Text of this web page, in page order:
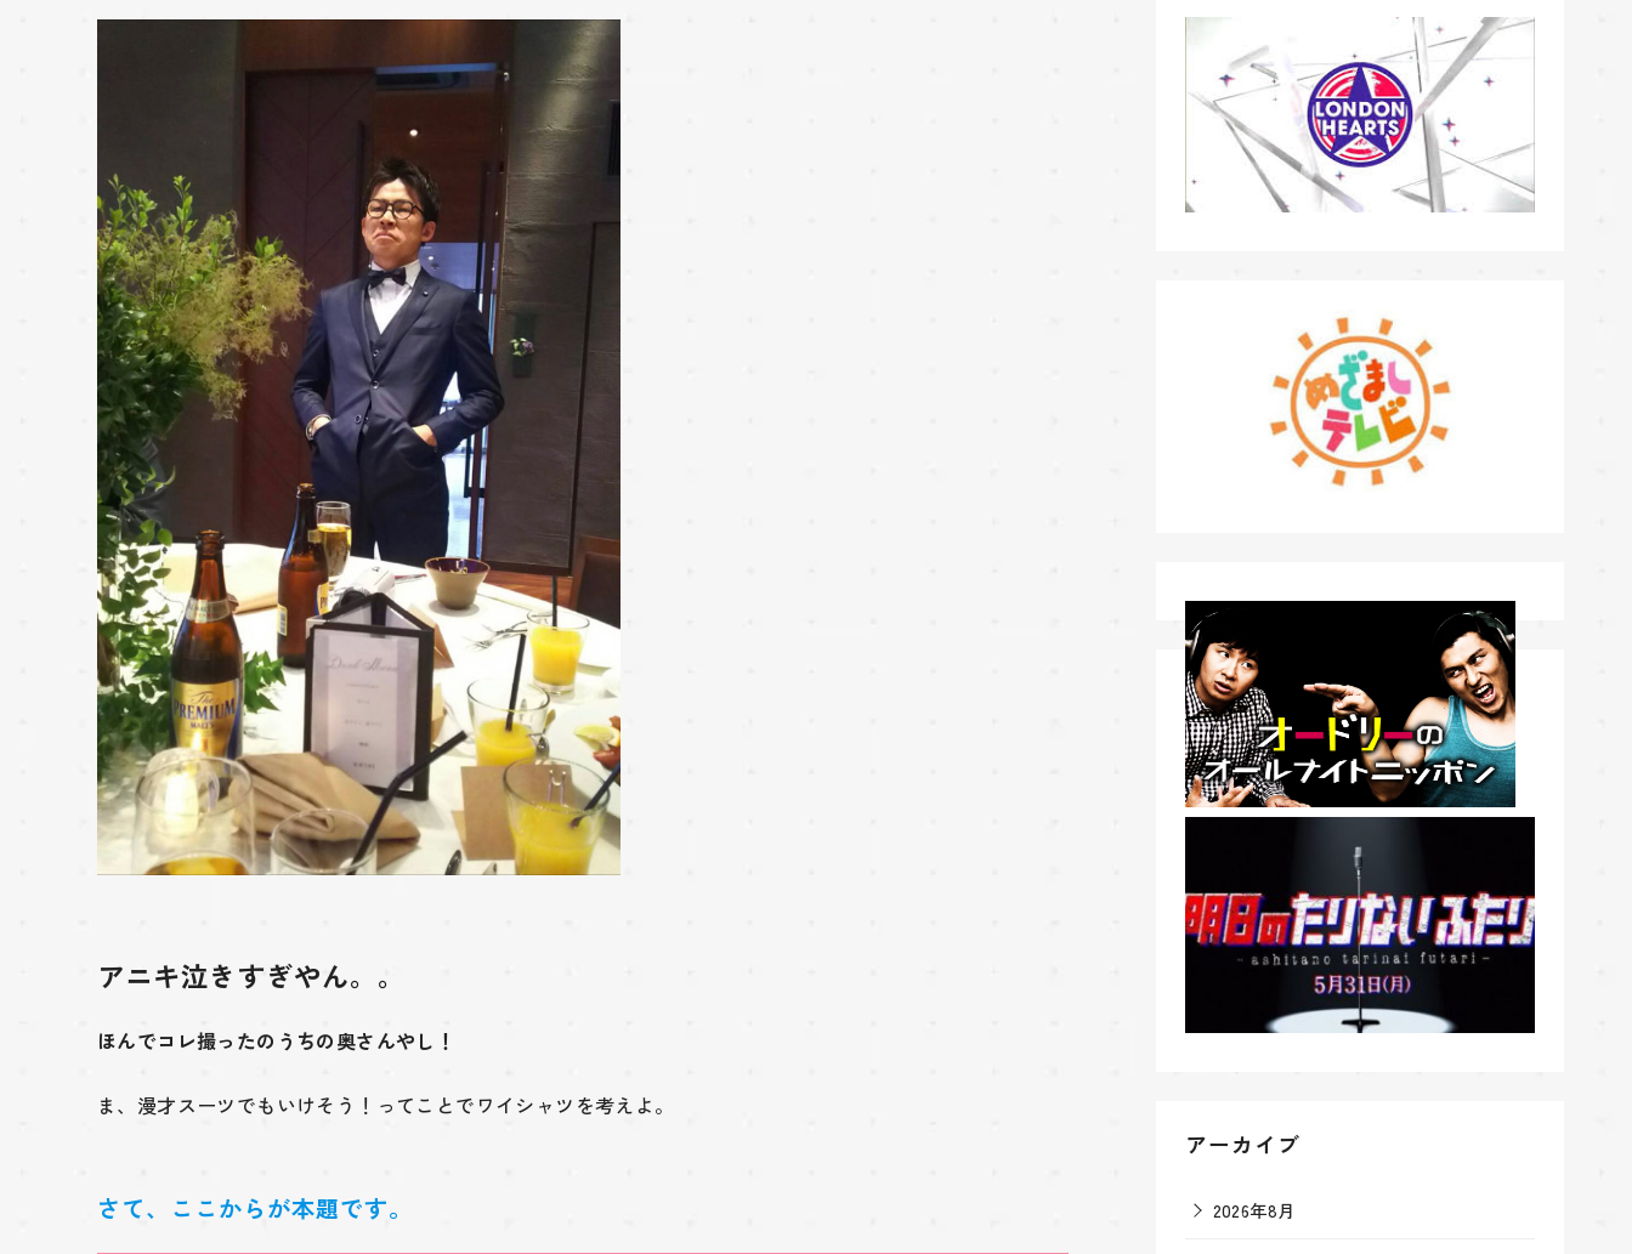
アニキ泣きすぎやん。。
ほんでコレ撮ったのうちの奥さんやし！
ま、漫才スーツでもいけそう！ってことでワイシャツを考えよ。
さて、ここからが本題です。
アーカイブ
2026年8月